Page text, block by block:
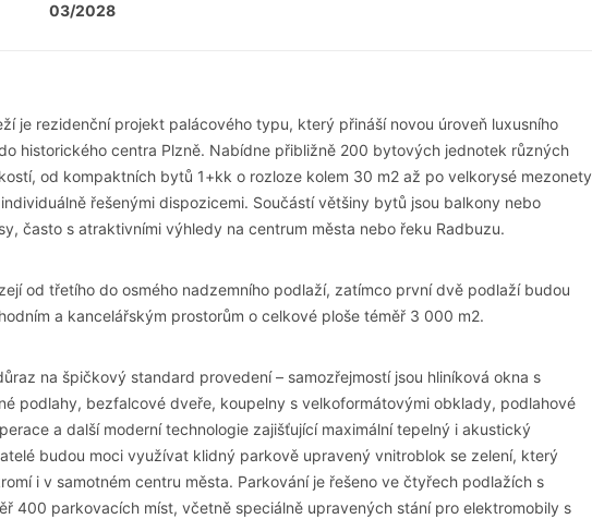
03/2028
je rezidenční projekt palácového typu, který přináší novou úroveň luxusního
historického centra Plzně. Nabídne přibližně 200 bytových jednotek různých
od kompaktních bytů 1+kk o rozloze kolem 30 m2 až po velkorysé mezonety
řešenými dispozicemi. Součástí většiny bytů jsou balkony nebo
často s atraktivními výhledy na centrum města nebo řeku Radbuzu.
od třetího do osmého nadzemního podlaží, zatímco první dvě podlaží budou
a kancelářským prostorům o celkové ploše téměř 3 000 m2.
na špičkový standard provedení – samozřejmostí jsou hliníková okna s
podlahy, bezfalcové dveře, koupelny s velkoformátovými obklady, podlahové
a další moderní technologie zajišťující maximální tepelný i akustický
budou moci využívat klidný parkově upravený vnitroblok se zelení, který
i v samotném centru města. Parkování je řešeno ve čtyřech podlažích s
400 parkovacích míst, včetně speciálně upravených stání pro elektromobily s